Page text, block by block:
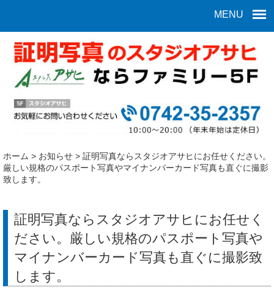
MENU
ホーム > お知らせ > 証明写真ならスタジオアサヒにお任せください。
厳しい規格のパスポート写真やマイナンバーカード写真も直ぐに撮影
致します。
証明写真ならスタジオアサヒにお任せく
ださい。厳しい規格のパスポート写真や
マイナンバーカード写真も直ぐに撮影致
します。